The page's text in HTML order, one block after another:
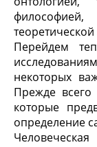
Перейдем
некоторых
Прежде
которые
определение